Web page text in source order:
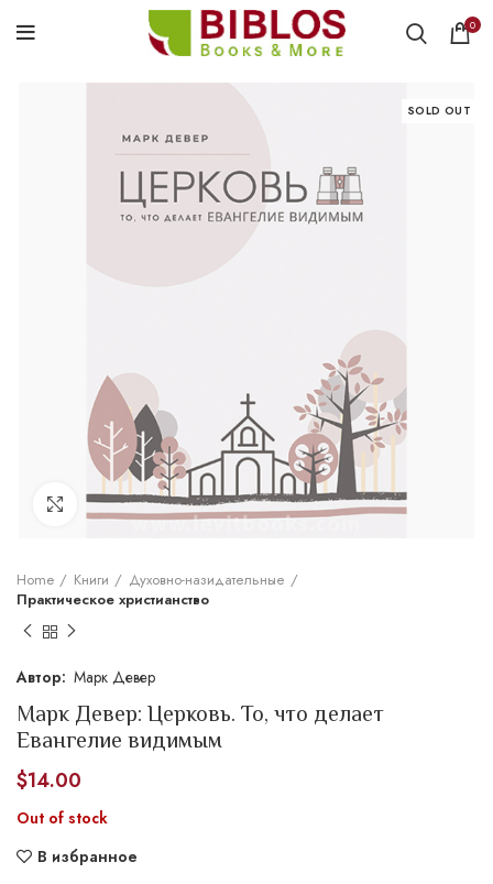
0
SOLD OUT
Увеличить
Home Книги
Духовно-назидательные
Практическое христианство
Марк Девер
Марк Девер: Церковь. То, что делает
Евангелие видимым
$14.00
Out of stock
В избранное